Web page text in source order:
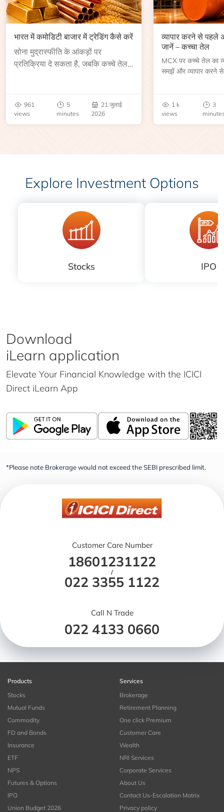
भारत में कमोडिटी बाजार में ट्रेडिंग कैसे करें
सोना मुद्रास्फीति के आंकड़ों पर
प्रतिक्रिया दे सकता है, जबकि कच्चे तेल
961
views
5
minutes
21 जुलाई
2026
व्यापार करने से पहले
जानें – कच्चा तेल
MCX पर कच्चे तेल का
समझें और व्यापार करने
जानें।1 k
views
3
Explore Investment Options
Stocks IPO
Download
iLearn application
Elevate Your Financial Knowledge with the ICICI
Direct iLearn App
*Please note Brokerage would not exceed the SEBI prescribed limit.
Customer Care Number
18601231122
/
022 3355 1122
Call N Trade
022 4133 0660
Products
Stocks
Mutual Funds
Commodity
FD and Bonds
Insurance
ETF
NPS
Futures & Options
IPO
Union Budget 2026
Services
Brokerage
Retirement Planning
One click Premium
Customer Care
Wealth
NRI Services
Corporate Services
About Us
Contact Us-Escalation Matrix
Privacy policy